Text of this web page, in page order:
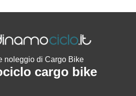
noleggio di Cargo Bike
cargo bike